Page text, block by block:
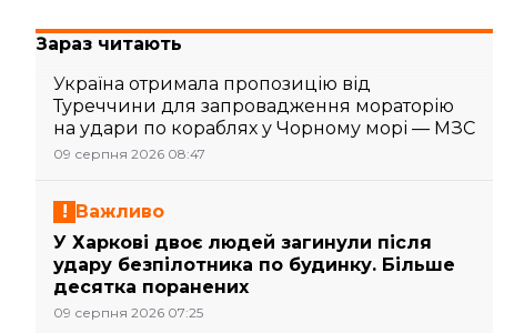
Зараз читають
Україна отримала пропозицію від
Туреччини для запровадження мораторію
на удари по кораблях у Чорному морі — МЗС
09 серпня 2026 08:47
Важливо
У Харкові двоє людей загинули після
удару безпілотника по будинку. Більше
десятка поранених
09 серпня 2026 07:25